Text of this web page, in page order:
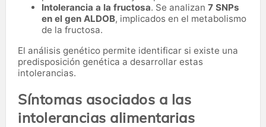
Intolerancia a la fructosa. Se analizan 7 SNPs
en el gen ALDOB, implicados en el metabolismo
de la fructosa.
El análisis genético permite identificar si existe una
predisposición genética a desarrollar estas
intolerancias.
Síntomas asociados a las
intolerancias alimentarias